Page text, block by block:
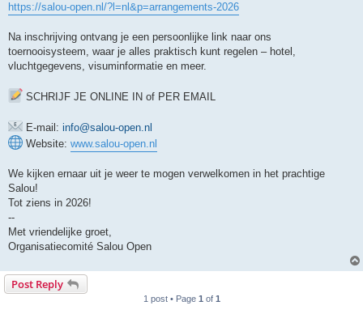
https://salou-open.nl/?l=nl&p=arrangements-2026
Na inschrijving ontvang je een persoonlijke link naar ons
toernooisysteem, waar je alles praktisch kunt regelen – hotel,
vluchtgegevens, visuminformatie en meer.
SCHRIJF JE ONLINE IN of PER EMAIL
E-mail: info@salou-open.nl
Website: www.salou-open.nl
We kijken ernaar uit je weer te mogen verwelkomen in het prachtige
Salou!
Tot ziens in 2026!
--
Met vriendelijke groet,
Organisatiecomité Salou Open
Post Reply
1 post • Page 1 of 1